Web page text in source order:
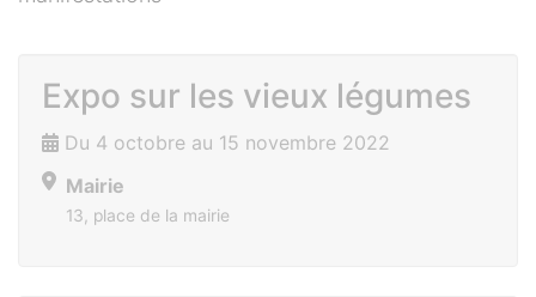
Expo sur les vieux légumes
Du 4 octobre au 15 novembre 2022
Mairie
13, place de la mairie